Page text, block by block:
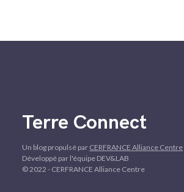
Terre Connect
Un blog propulsé par CERFRANCE Alliance Centre
Développé par l'équipe DEV&LAB
© 2022 - CERFRANCE Alliance Centre